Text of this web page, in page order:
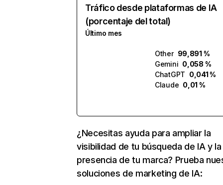
Tráfico desde plataformas de IA
(porcentaje del total)
Último mes
Other 99,891 %
Gemini 0,058 %
ChatGPT 0,041 %
Claude 0,01 %
¿Necesitas ayuda para ampliar la
visibilidad de tu búsqueda de IA y la
presencia de tu marca? Prueba
soluciones de marketing de IA: